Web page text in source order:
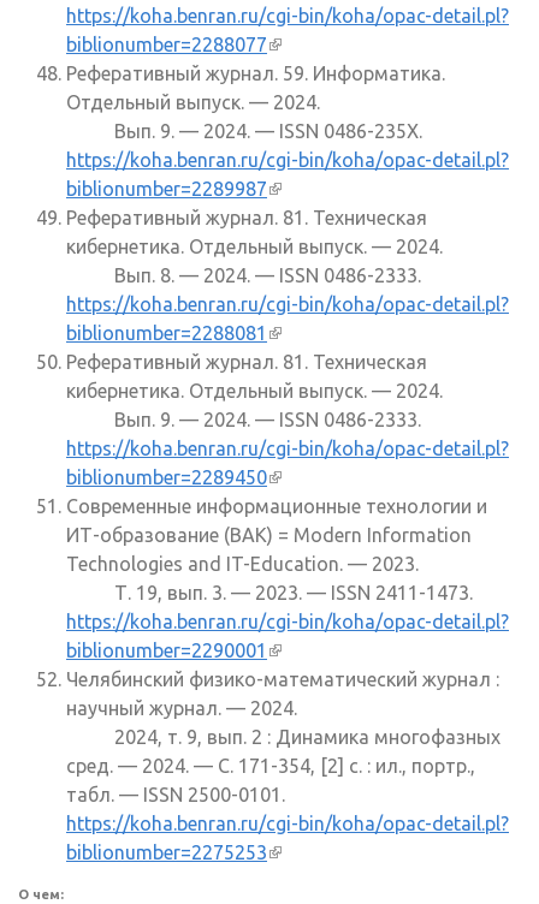
https://koha.benran.ru/cgi-bin/koha/opac-detail.pl?
biblionumber=2288077(внешняя ссылка)
Реферативный журнал. 59. Информатика.
Отдельный выпуск. — 2024.
Вып. 9. — 2024. — ISSN 0486-235X.
https://koha.benran.ru/cgi-bin/koha/opac-detail.pl?
biblionumber=2289987(внешняя ссылка)
Реферативный журнал. 81. Техническая
кибернетика. Отдельный выпуск. — 2024.
Вып. 8. — 2024. — ISSN 0486-2333.
https://koha.benran.ru/cgi-bin/koha/opac-detail.pl?
biblionumber=2288081 (внешняя ссылка)
Реферативный журнал. 81. Техническая
кибернетика. Отдельный выпуск. — 2024.
Вып. 9. — 2024. — ISSN 0486-2333.
https://koha.benran.ru/cgi-bin/koha/opac-detail.pl?
biblionumber=2289450(внешняя ссылка)
Современные информационные технологии и
ИТ-образование (ВАК) = Modern Information
Technologies and IT-Education. — 2023.
Т. 19, вып. 3. — 2023. — ISSN 2411-1473.
https://koha.benran.ru/cgi-bin/koha/opac-detail.pl?
biblionumber=2290001 (внешняя ссылка)
Челябинский физико-математический журнал :
научный журнал. — 2024.
2024, т. 9, вып. 2 : Динамика многофазных
сред. — 2024. — С. 171-354, [2] с. : ил., портр.,
табл. — ISSN 2500-0101.
https://koha.benran.ru/cgi-bin/koha/opac-detail.pl?
biblionumber=2275253(внешняя ссылка)
О чем: